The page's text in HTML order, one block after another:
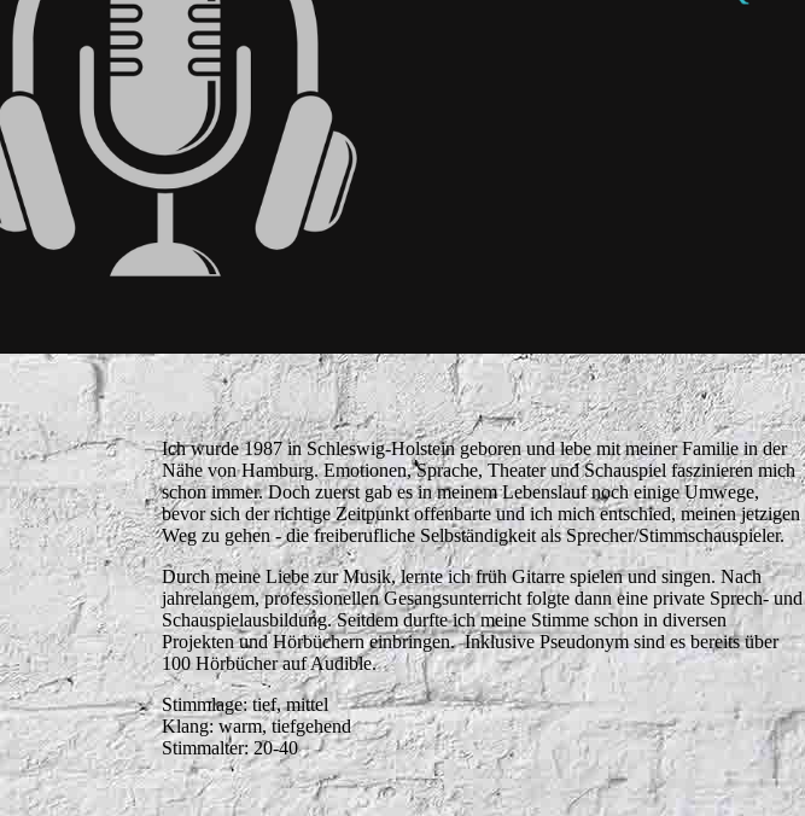
Ich wurde 1987 in Schleswig-Holstein geboren und lebe mit meiner Familie in der
Nähe von Hamburg. Emotionen, Sprache, Theater und Schauspiel faszinieren mich
schon immer. Doch zuerst gab es in meinem Lebenslauf noch einige Umwege,
bevor sich der richtige Zeitpunkt offenbarte und ich mich entschied, meinen jetzigen
Weg zu gehen - die freiberufliche Selbständigkeit als Sprecher/Stimmschauspieler.
Durch meine Liebe zur Musik, lernte ich früh Gitarre spielen und singen. Nach
jahrelangem, professionellen Gesangsunterricht folgte dann eine private Sprech- und
Schauspielausbildung. Seitdem durfte ich meine Stimme schon in diversen
Projekten und Hörbüchern einbringen.Inklusive Pseudonym sind es bereits über
100 Hörbücher auf Audible.
Stimmlage: tief, mittel
Klang: warm, tiefgehend
Stimmalter: 20-40